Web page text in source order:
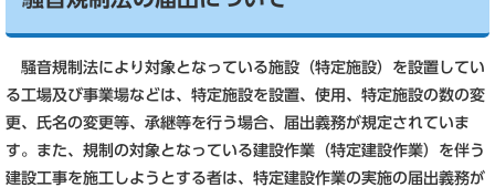
騒音規制法により対象となっている施設（特定施設）を設置してい
る工場及び事業場などは、特定施設を設置、使用、特定施設の数の変
更、氏名の変更等、承継等を行う場合、届出義務が規定されていま
す。また、規制の対象となっている建設作業（特定建設作業）を伴う
建設工事を施工しようとする者は、特定建設作業の実施の届出義務が